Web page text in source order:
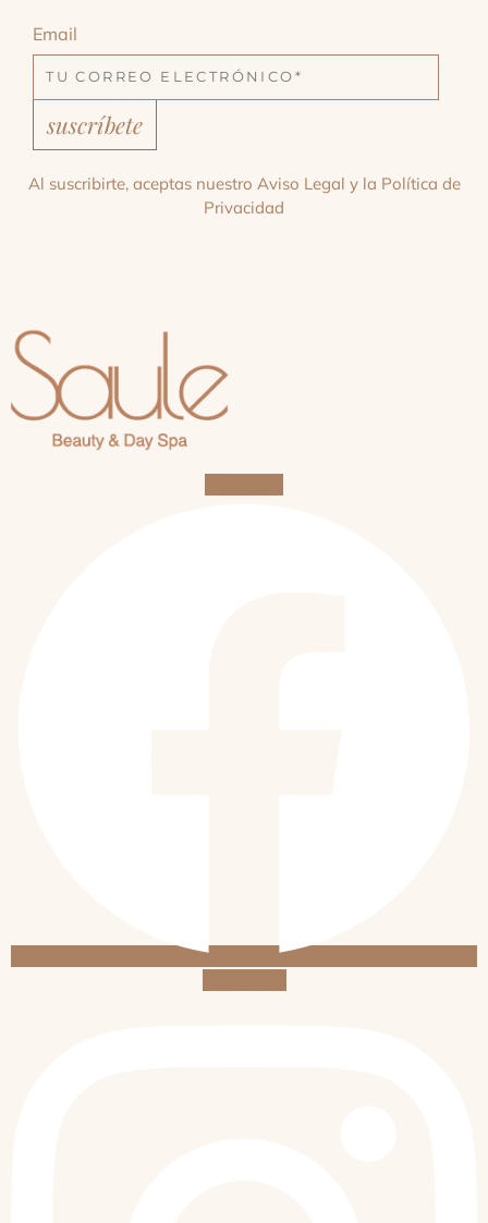
Email
suscríbete
Al suscribirte, aceptas nuestro Aviso Legal y la Política de
Privacidad